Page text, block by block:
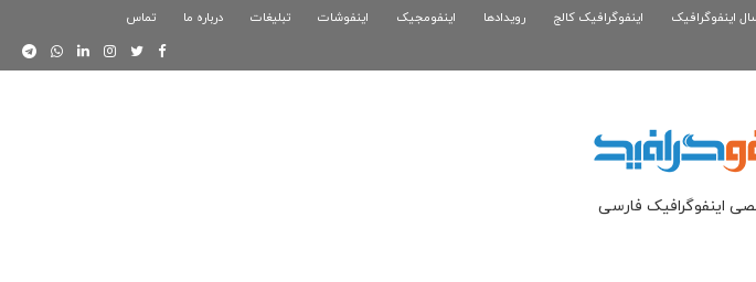
نسل... اینفوگرافیک بازی کلش رویال اینفوگرافیک اینفوگرافیک کالج رویدادها اینفومجیک اینفوشات تبلیغات درباره ما تماس
اینفوگرافیک فارسی